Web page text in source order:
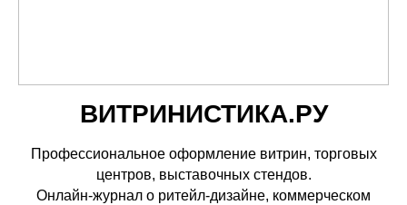
ВИТРИНИСТИКА.РУ
Профессиональное оформление витрин, торговых
центров, выставочных стендов.
Онлайн-журнал о ритейл-дизайне, коммерческом